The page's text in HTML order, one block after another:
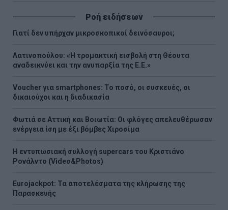
Ροή ειδήσεων
Γιατί δεν υπήρχαν μικροσκοπικοί δεινόσαυροι;
Λατινοπούλου: «Η τρομακτική εισβολή στη Θέουτα
αναδεικνύει και την ανυπαρξία της Ε.Ε.»
Voucher για smartphones: Το ποσό, οι συσκευές, οι
δικαιούχοι και η διαδικασία
Φωτιά σε Αττική και Βοιωτία: Οι φλόγες απελευθέρωσαν
ενέργεια ίση με έξι βόμβες Χιροσίμα
H εντυπωσιακή συλλογή supercars του Κριστιάνο
Ρονάλντο (Video&Photos)
Eurojackpot: Τα αποτελέσματα της κλήρωσης της
Παρασκευής